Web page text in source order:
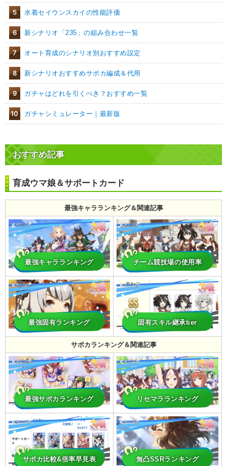
5 水着セイウンスカイの性能評価
6 新シナリオ「235」の組み合わせ一覧
7 オート育成のシナリオ別おすすめ設定
8 新シナリオおすすめサポカ編成＆代用
9 ガチャはどれを引くべき？おすすめ一覧
10 ガチャシミュレーター｜最新版
おすすめ記事
育成ウマ娘＆サポートカード
最強キャラランキング＆関連記事
最強キャラランキング チーム競技場の使用率
最強固有ランキング 固有スキル継承tier
サポカランキング＆関連記事
最強サポカランキング リセマラランキング
サポカ比較&倍率早見表 無凸SSRランキング